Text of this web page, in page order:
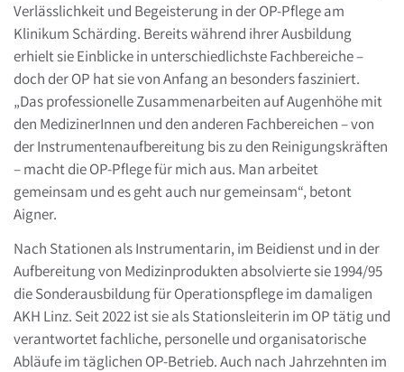
Verlässlichkeit und Begeisterung in der OP-Pflege am
Klinikum Schärding. Bereits während ihrer Ausbildung
erhielt sie Einblicke in unterschiedlichste Fachbereiche –
doch der OP hat sie von Anfang an besonders fasziniert.
„Das professionelle Zusammenarbeiten auf Augenhöhe mit
den MedizinerInnen und den anderen Fachbereichen – von
der Instrumentenaufbereitung bis zu den Reinigungskräften
– macht die OP-Pflege für mich aus. Man arbeitet
gemeinsam und es geht auch nur gemeinsam“, betont
Aigner.
Nach Stationen als Instrumentarin, im Beidienst und in der
Aufbereitung von Medizinprodukten absolvierte sie 1994/95
die Sonderausbildung für Operationspflege im damaligen
AKH Linz. Seit 2022 ist sie als Stationsleiterin im OP tätig und
verantwortet fachliche, personelle und organisatorische
Abläufe im täglichen OP-Betrieb. Auch nach Jahrzehnten im